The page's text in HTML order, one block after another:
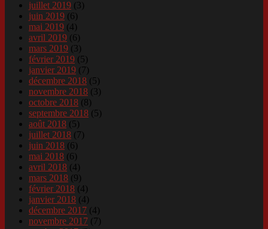
juillet 2019 (3)
juin 2019 (6)
mai 2019 (4)
avril 2019 (6)
mars 2019 (3)
février 2019 (5)
janvier 2019 (7)
décembre 2018 (5)
novembre 2018 (3)
octobre 2018 (8)
septembre 2018 (5)
août 2018 (5)
juillet 2018 (7)
juin 2018 (6)
mai 2018 (6)
avril 2018 (4)
mars 2018 (9)
février 2018 (4)
janvier 2018 (4)
décembre 2017 (4)
novembre 2017 (7)